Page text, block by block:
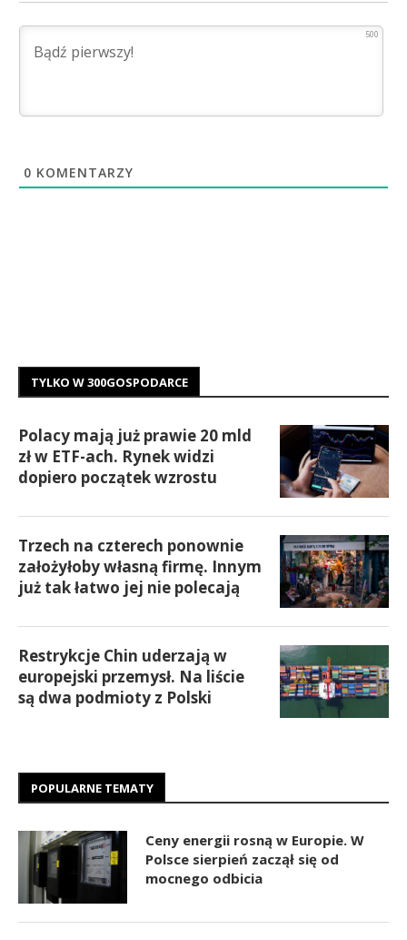
500
0 KOMENTARZY
TYLKO W 300GOSPODARCE
Polacy mają już prawie 20 mld
zł w ETF-ach. Rynek widzi
dopiero początek wzrostu
Trzech na czterech ponownie
założyłoby własną firmę. Innym
już tak łatwo jej nie polecają
Restrykcje Chin uderzają w
europejski przemysł. Na liście
są dwa podmioty z Polski
POPULARNE TEMATY
Ceny energii rosną w Europie. W
Polsce sierpień zaczął się od
mocnego odbicia